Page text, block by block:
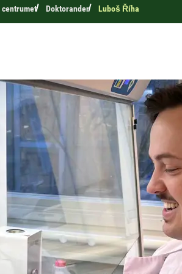
centrumet Doktorander Luboš Říha